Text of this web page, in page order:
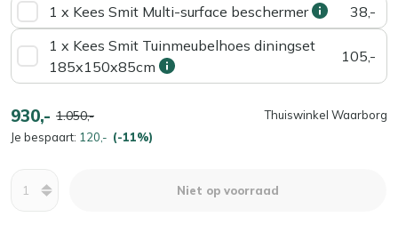
1 x Kees Smit Multi-surface beschermer
38,-
1 x Kees Smit Tuinmeubelhoes diningset
185x150x85cm
105,-
930,- 1.050,-
Je bespaart: 120,- (-11%)
Thuiswinkel Waarborg
Niet op voorraad